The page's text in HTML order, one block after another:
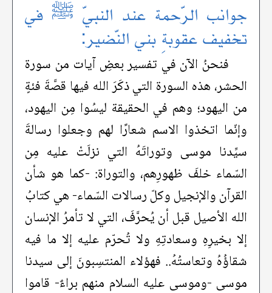
جوانب الرّحمة عند النبيّ ﷺ في
تخفيف عقوبةِ بني النّضير:
فنحنُ الآن في تفسير بعضِ آيات من سورة
الحشر، هذه السورة التي ذكَرَ الله فيها قصَّةَ فئةٍ
من اليهود؛ وهم في الحقيقة ليسُوا مِن اليهود،
وإنّما اتخذوا الاسم شعارًا لهم وجعلوا رسالةَ
سيِّدنا موسى وتوراتَهُ التي نزلَتْ عليه مِن
السّماء خلفَ ظهورِهم، والتوراة: -كما هو شأن
القرآن والإنجيل وكلّ رسالات السّماء- هي كتابُ
الله الأصيل قبل أن يُحرَّفَ، التي لا تأمرُ الإنسان
إلا بخيرِهِ وسعادتِهِ ولا تُحرّم عليه إلا ما فيه
شقاؤُهُ وتعاستُهُ.. فهؤلاء المنتسِبونَ إلى سيدنا
موسى -وموسى عليه السلام منهم براءٌ- قاموا